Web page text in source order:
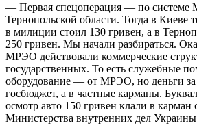
— Первая спецоперация — по
Тернопольской области. Тогда в Киеве
в милиции стоил 130 гривен, а в
250 гривен. Мы начали разбираться.
МРЭО действовали коммерческие
государственных. То есть служебные
оборудование — от МРЭО, но деньги за
госбюджет, а в частные карманы.
осмотр авто 150 гривен клали в
Министерства внутренних дел